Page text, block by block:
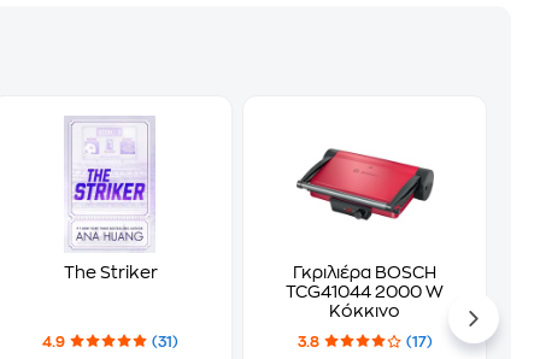
The Striker
4.9 (31)
Γκριλιέρα BOSCH
TCG41044 2000 W
Κόκκινο
3.8
(17)